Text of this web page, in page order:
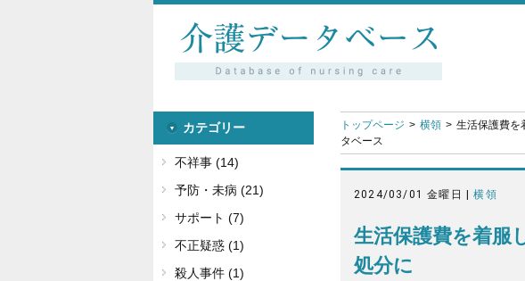
トップページ 横領
生活保護費を
タベース
2024/03/01 金曜日 |横領
生活保護費を着服
処分に
カテゴリー
不祥事 (14)
予防・未病 (21)
サポート (7)
不正疑惑 (1)
殺人事件 (1)